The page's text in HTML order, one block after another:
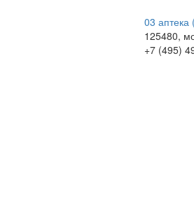
03
125480,
+7 (495)